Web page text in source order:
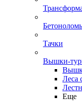
Тачки
Вышки-
Леса
Еще